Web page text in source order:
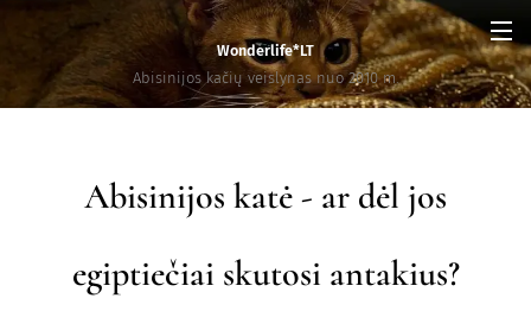
Wonderlife*LT
Abisinijos kačių veislynas nuo 2010 m.
Abisinijos katė - ar dėl jos
egiptiečiai skutosi antakius?